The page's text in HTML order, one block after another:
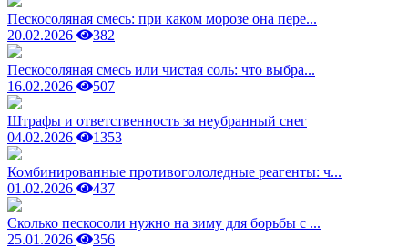
Пескосоляная смесь: при каком морозе она пере...
20.02.2026
382
Пескосоляная смесь или чистая соль: что выбра...
16.02.2026
507
Штрафы и ответственность за неубранный снег
04.02.2026
1353
Комбинированные противогололедные реагенты: ч...
01.02.2026
437
Сколько пескосоли нужно на зиму для борьбы с ...
25.01.2026
356